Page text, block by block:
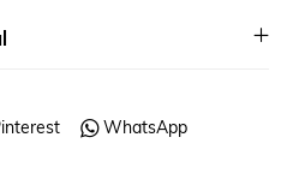
WhatsApp